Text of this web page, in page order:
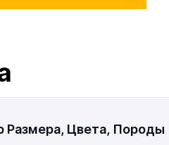
Размера, Цвета, Породы